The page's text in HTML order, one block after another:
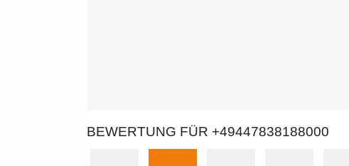
BEWERTUNG FÜR +49447838188000